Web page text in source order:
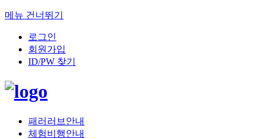
메뉴 건너뛰기
로그인
회원가입
ID/PW 찾기
패러러브안내
체험비행안내